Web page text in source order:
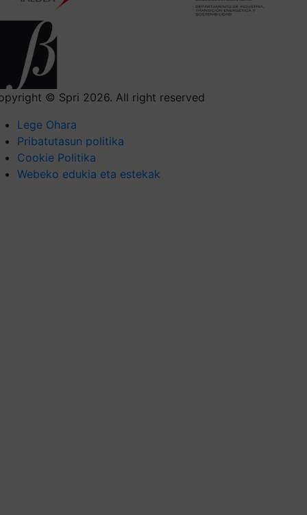
© Spri 2026. All right reserved
Lege Ohara
Pribatutasun politika
Cookie Politika
Webeko edukia eta estekak